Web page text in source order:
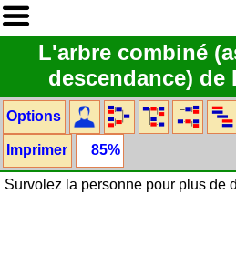
L'arbre combiné
descendance) de
Options
Imprimer 85%
Survolez la personne pour plus de